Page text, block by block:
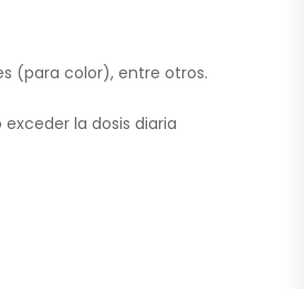
(para color), entre otros.
la dosis diaria